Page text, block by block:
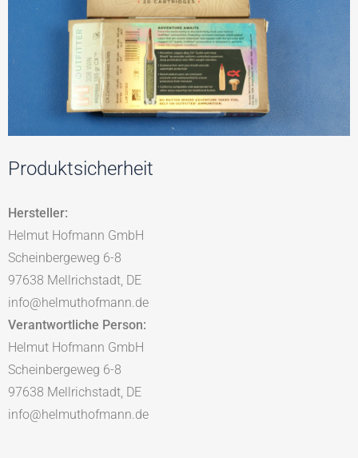
Produktsicherheit
Hersteller:
Helmut Hofmann GmbH
Scheinbergeweg 6-8
97638 Mellrichstadt, DE
info@helmuthofmann.de
Verantwortliche Person:
Helmut Hofmann GmbH
Scheinbergeweg 6-8
97638 Mellrichstadt, DE
info@helmuthofmann.de